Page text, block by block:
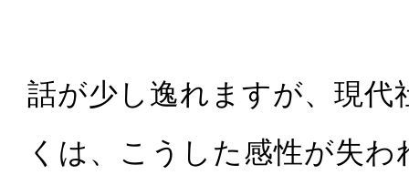
話が少し逸れますが、現代
くは、こうした感性が失